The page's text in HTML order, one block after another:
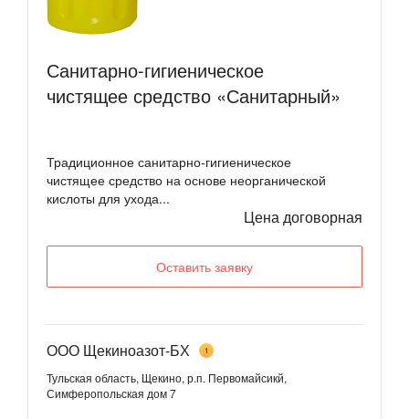
Санитарно-гигиеническое
чистящее средство «Санитарный»
Традиционное санитарно-гигиеническое
чистящее средство на основе неорганической
кислоты для ухода...
Цена договорная
Оставить заявку
ООО Щекиноазот-БХ 1
Тульская область, Щекино, р.п. Первомайсикй,
Симферопольская дом 7